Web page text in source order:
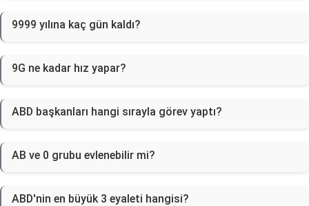
9999 yılına kaç gün kaldı?
9G ne kadar hız yapar?
ABD başkanları hangi sırayla görev yaptı?
AB ve 0 grubu evlenebilir mi?
ABD'nin en büyük 3 eyaleti hangisi?